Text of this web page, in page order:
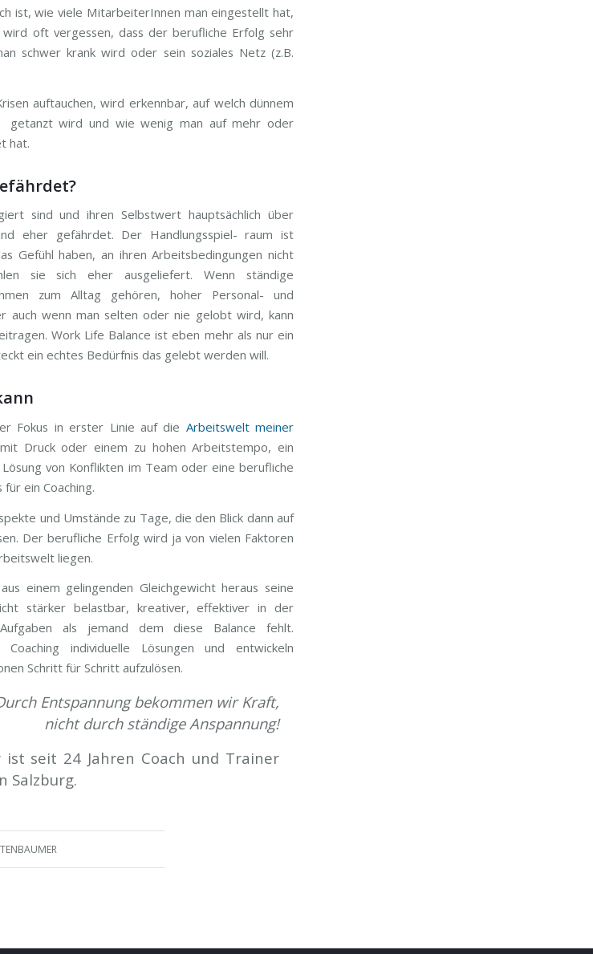
ist, wie viele MitarbeiterInnen man eingestellt hat,
oft vergessen, dass der berufliche Erfolg sehr
schwer krank wird oder sein soziales Netz (z.B.
auftauchen, wird erkennbar, auf welch dünnem
getanzt wird und wie wenig man auf mehr oder
hat.
sind und ihren Selbstwert hauptsächlich über
eher gefährdet. Der Handlungsspiel- raum ist
Gefühl haben, an ihren Arbeitsbedingungen nicht
sie sich eher ausgeliefert. Wenn ständige
zum Alltag gehören, hoher Personal- und
auch wenn man selten oder nie gelobt wird, kann
Work Life Balance ist eben mehr als nur ein
ein echtes Bedürfnis das gelebt werden will.
Fokus in erster Linie auf die Arbeitswelt meiner
Druck oder einem zu hohen Arbeitstempo, ein
von Konflikten im Team oder eine berufliche
ein Coaching.
und Umstände zu Tage, die den Blick dann auf
Der berufliche Erfolg wird ja von vielen Faktoren
liegen.
einem gelingenden Gleichgewicht heraus seine
stärker belastbar, kreativer, effektiver in der
als jemand dem diese Balance fehlt.
individuelle Lösungen und entwickeln
Schritt für Schritt aufzulösen.
Entspannung bekommen wir Kraft,
nicht durch ständige Anspannung!
seit 24 Jahren Coach und Trainer
Salzburg.